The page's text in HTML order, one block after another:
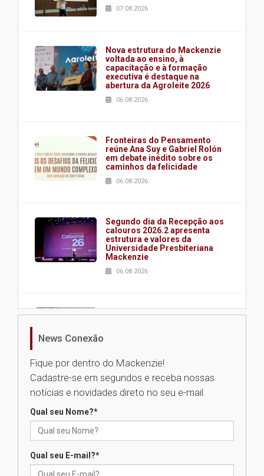
07.08.2026
Nova estrutura do Mackenzie
voltada ao ensino, à
capacitação e à formação
executiva é destaque na
abertura da Agroleite 2026
06.08.2026
Fronteiras do Pensamento
reúne Ana Suy e Gabriel Rolón
em debate inédito sobre os
caminhos da felicidade
06.08.2026
Segundo dia da Recepção aos
calouros 2026.2 apresenta
estrutura e valores da
Universidade Presbiteriana
Mackenzie
06.08.2026
Nova apresentação do Centro
Universidade Mackenzie
realizará nova edição da Feira
das novas tecnologias em
News Conexão
Fique por dentro do Mackenzie!
Cadastre-se em segundos e receba nossas
notícias e novidades direto no seu e-mail.
Qual seu Nome?*
Qual seu E-mail?*